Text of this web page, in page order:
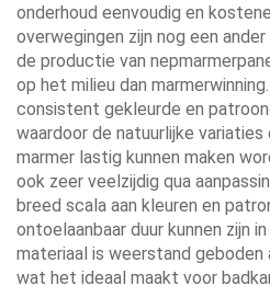
onderhoud eenvoudig en
overwegingen zijn nog een
de productie van
op het milieu dan
consistent gekleurde en
waardoor de natuurlijke
marmer lastig kunnen maken
ook zeer veelzijdig qua
breed scala aan kleuren en
ontoelaanbaar duur kunnen zijn
materiaal is weerstand
wat het ideaal maakt voor